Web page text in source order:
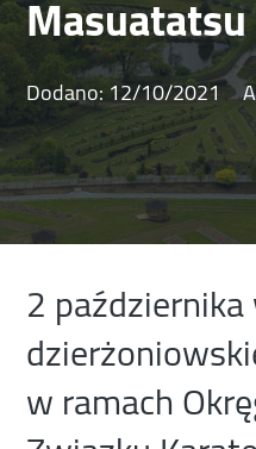
Dodano: 12/10/2021
2
w ramach